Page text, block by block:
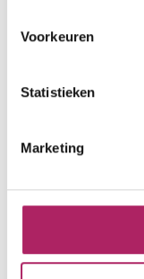
Voorkeuren
Statistieken
Marketing